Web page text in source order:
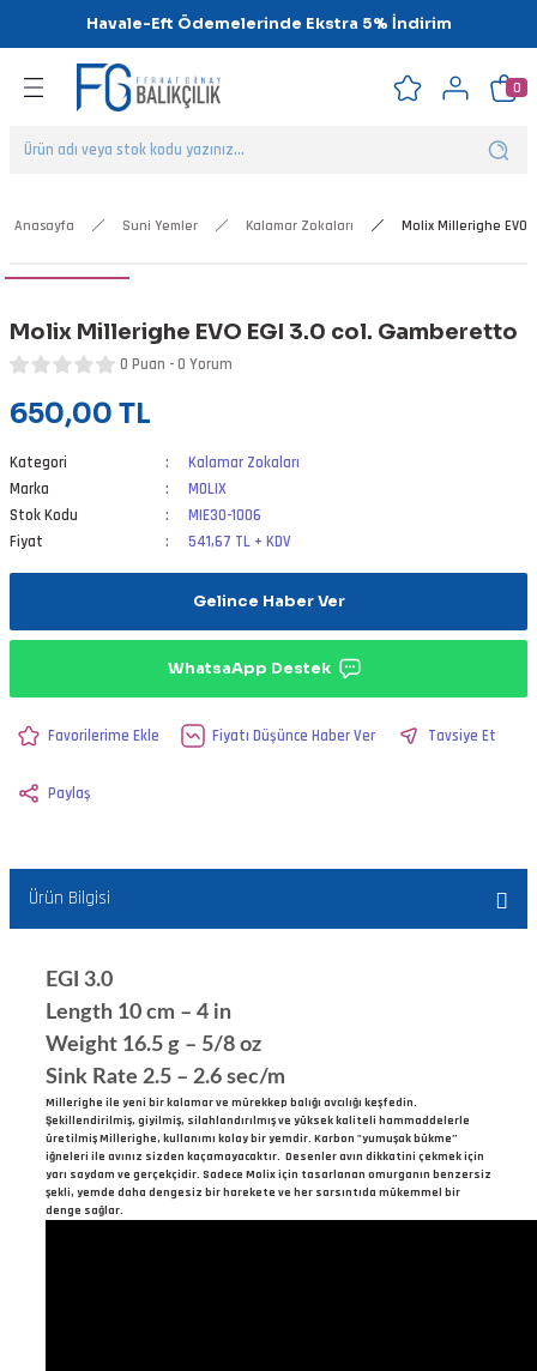
Havale-Eft Ödemelerinde Ekstra 5% İndirim
Geri Dön
Geri Dön
Geri Dön
Geri Dön
Geri Dön
Geri Dön
0
Anasayfa Suni Yemler Kalamar Zokaları Molix Millerighe EVO
Molix Millerighe EVO EGI 3.0 col. Gamberetto
0 Puan - 0 Yorum
650,00 TL
Kategori
Kalamar Zokaları
Marka
MOLIX
Stok Kodu
MIE30-1006
Fiyat
541,67 TL + KDV
Gelince Haber Ver
WhatsaApp Destek
Fiyatı Düşünce Haber Ver Tavsiye Et
Paylaş
Ürün Bilgisi
EGI 3.0
Length 10 cm – 4 in
Weight 16.5 g – 5/8 oz
Sink Rate 2.5 – 2.6 sec/m
Millerighe ile yeni bir kalamar ve mürekkep balığı avcılığı keşfedin.
Şekillendirilmiş, giyilmiş, silahlandırılmış ve yüksek kaliteli hammaddelerle
üretilmiş Millerighe, kullanımı kolay bir yemdir. Karbon "yumuşak bükme”
iğneleri ile avınız sizden kaçamayacaktır. Desenler avın dikkatini çekmek için
yarı saydam ve gerçekçidir. Sadece Molix için tasarlanan omurganın benzersiz
şekli, yemde daha dengesiz bir harekete ve her sarsıntıda mükemmel bir
denge sağlar.